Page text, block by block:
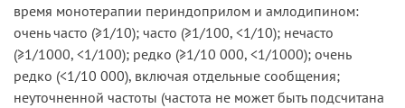
время монотерапии периндоприлом и амлодипином:
очень часто (≥1/10); часто (≥1/100, <1/10); нечасто
(≥1/1000, <1/100); редко (≥1/10 000, <1/1000); очень
редко (<1/10 000), включая отдельные сообщения;
неуточненной частоты (частота не может быть подсчитана